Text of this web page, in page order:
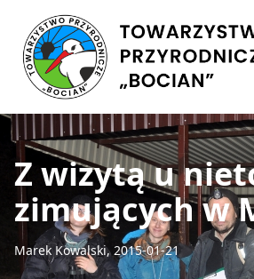
Z wizytą u
zimujących w
Marek Kowalski, 2015-01-21